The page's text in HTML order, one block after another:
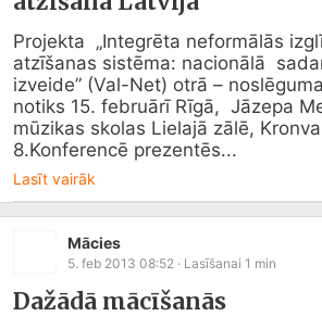
Projekta  „Integrēta neformālās
atzīšanas sistēma: nacionālā
izveide” (Val-Net) otrā –
notiks 15. februārī Rīgā,  Jāzepa
mūzikas skolas Lielajā zālē,
8.Konferencē prezentēs...
Lasīt vairāk
Mācies
5. feb 2013 08:52 · Lasīšanai 1 min
Dažādā mācīšanās